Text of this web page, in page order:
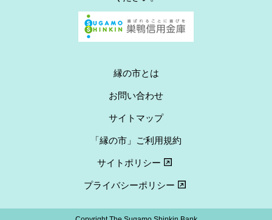
縁の市とは
お問い合わせ
サイトマップ
「縁の市」ご利用規約
サイトポリシー
プライバシーポリシー